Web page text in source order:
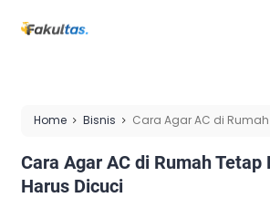
Home Bisnis
Cara Agar AC di
Cara Agar AC di Rumah Tetap
Harus Dicuci